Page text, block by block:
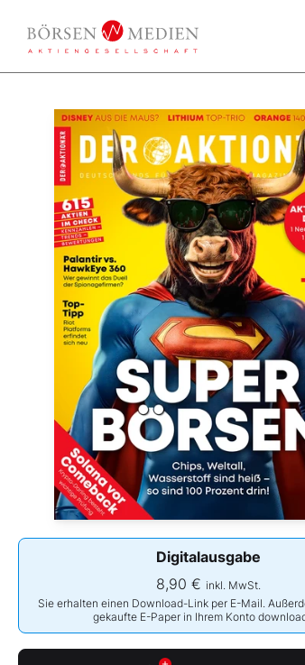
Digitalausgabe
8,90 € inkl. MwSt.
Sie erhalten einen Download-Link per E-Mail.
gekaufte E-Paper in Ihrem Konto